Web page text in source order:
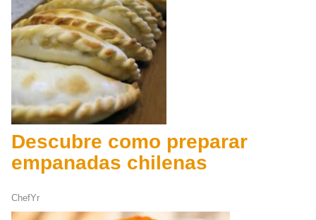
Descubre como preparar
empanadas chilenas
ChefYr